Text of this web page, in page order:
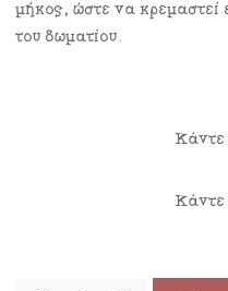
μήκος, ώστε να κρεμαστεί
του δωματίου.